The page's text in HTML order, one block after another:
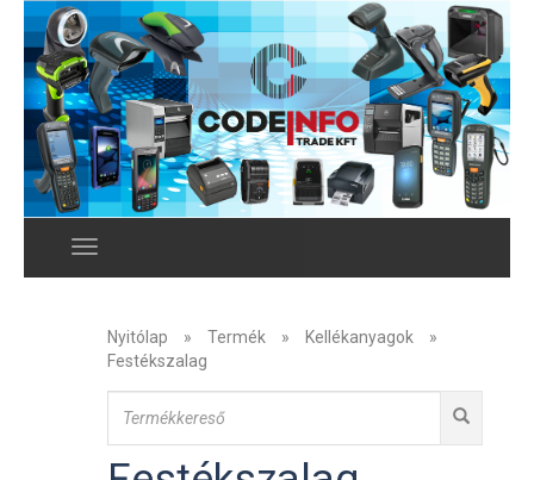
Menu
Nyitólap » Termék » Kellékanyagok
»
Festékszalag